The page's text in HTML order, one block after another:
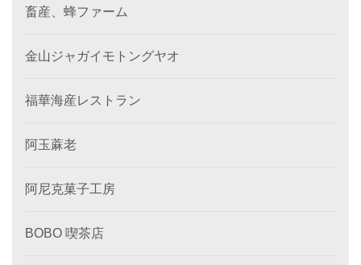
畜産、蜂ファーム
金山ジャガイモトングヤオ
福華海産レストラン
阿玉蔴老
阿尼克菓子工房
BOBO 喫茶店